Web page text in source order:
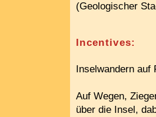
(Geologischer
Incentives:
Inselwandern auf
Auf Wegen,
über die Insel,